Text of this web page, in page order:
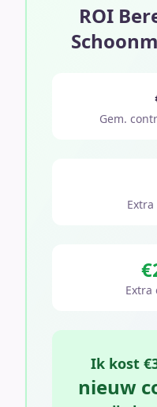
ROI
Gem.
Extra
Ik kost
nieuw